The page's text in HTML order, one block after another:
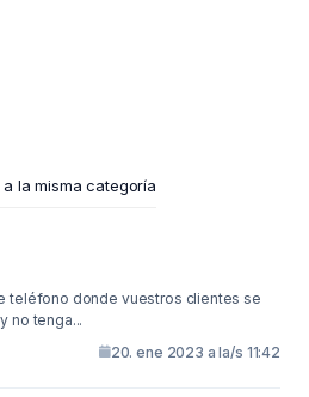
la misma categoría
teléfono donde vuestros clientes se
no tenga...
20. ene 2023 a la/s 11:42